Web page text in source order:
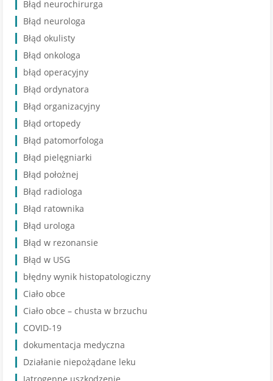
Błąd neurochirurga
Błąd neurologa
Błąd okulisty
Błąd onkologa
błąd operacyjny
Błąd ordynatora
Błąd organizacyjny
Błąd ortopedy
Błąd patomorfologa
Błąd pielęgniarki
Błąd położnej
Błąd radiologa
Błąd ratownika
Błąd urologa
Błąd w rezonansie
Błąd w USG
błędny wynik histopatologiczny
Ciało obce
Ciało obce – chusta w brzuchu
COVID-19
dokumentacja medyczna
Działanie niepożądane leku